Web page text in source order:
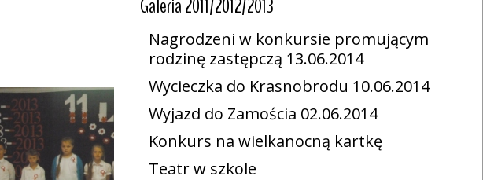
Galeria 2011/2012/2013
Nagrodzeni w konkursie promującym
rodzinę zastępczą 13.06.2014
Wycieczka do Krasnobrodu 10.06.2014
Wyjazd do Zamościa 02.06.2014
Konkurs na wielkanocną kartkę
Teatr w szkole